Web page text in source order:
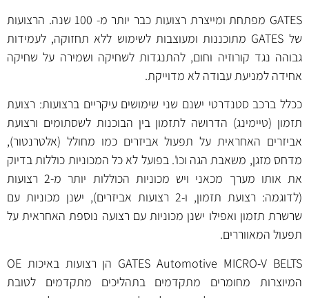
GATES מפתחת ומייצרת רצועות כבר יותר מ- 100 שנה. הרצועות
של GATES מתוכננות ומעוצבות לשימוש ללא תחזוקה, לעמידות
גבוהה נגד קורוזיה וחום, להתנגדות לשחיקה ושמירה על שחיקה
אחידה למניעת עבודה לא מדוייקת.
ככלל ברכב סטנדרטי ישנם שני שימושים עיקריים ברצועות: רצועת
תזמון (טיימינג) הדרושה לתזמון בין הבוכנות לשסתומים ורצועת
אביזרים האחראית על תפעול אביזרים כמו מחולל (אלטרנטור),
מדחס מזגן, משאבת הגה וכו'. בפועל לא כל המכוניות כוללות בדיוק
את אותו מערך מכאני ויש מכוניות הכוללות יותר מ-2 רצועות
(לדוגמה: רצועת תזמון, ו-2 רצועות אביזרים), ישנן מכוניות עם
שרשרת תזמון ואפילו ישנן מכוניות עם רצועה נוספת האחראית על
תפעול המאווררים.
GATES Automotive MICRO-V BELTS הן רצועות באיכות OE
המיוצרות מחומרים מתקדמים בתהליכים מתקדמים לטובת